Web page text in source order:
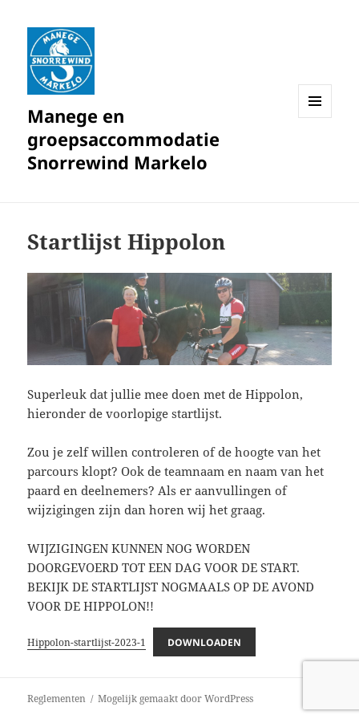
Manege en
groepsaccommodatie
Snorrewind Markelo
Startlijst Hippolon
Superleuk dat jullie mee doen met de Hippolon,
hieronder de voorlopige startlijst.
Zou je zelf willen controleren of de hoogte van het
parcours klopt? Ook de teamnaam en naam van het
paard en deelnemers? Als er aanvullingen of
wijzigingen zijn dan horen wij het graag.
WIJZIGINGEN KUNNEN NOG WORDEN
DOORGEVOERD TOT EEN DAG VOOR DE START.
BEKIJK DE STARTLIJST NOGMAALS OP DE AVOND
VOOR DE HIPPOLON!!
Hippolon-startlijst-2023-1 DOWNLOADEN
Reglementen Mogelijk gemaakt door WordPress